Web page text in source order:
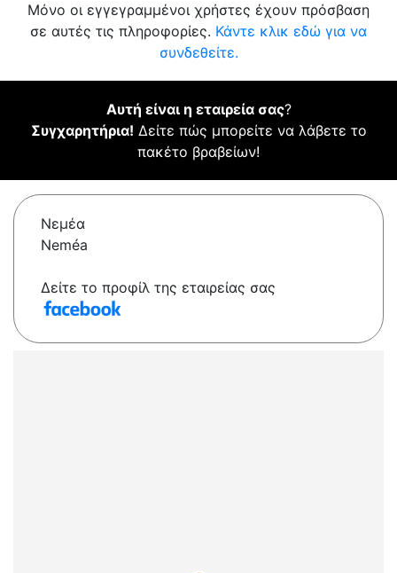
Μόνο οι εγγεγραμμένοι χρήστες έχουν πρόσβαση
σε αυτές τις πληροφορίες. Κάντε κλικ εδώ για να
συνδεθείτε.
Αυτή είναι η εταιρεία σας?
Συγχαρητήρια! Δείτε πώς μπορείτε να λάβετε το
πακέτο βραβείων!
Νεμέα
Neméa
Δείτε το προφίλ της εταιρείας σας